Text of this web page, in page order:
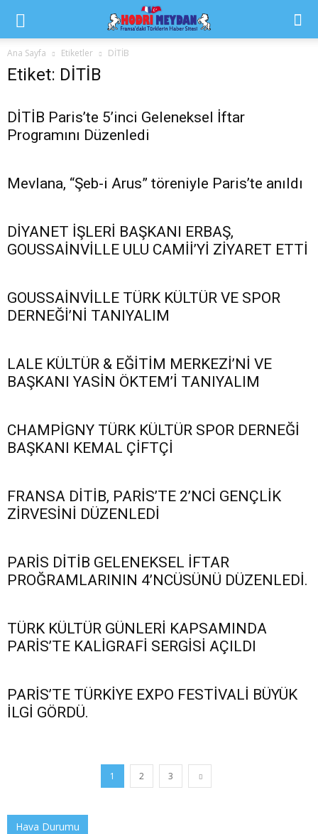
Ana Sayfa Etiketler DİTİB
Etiket: DİTİB
DİTİB Paris’te 5’inci Geleneksel İftar
Programını Düzenledi
Mevlana, “Şeb-i Arus” töreniyle Paris’te anıldı
DİYANET İŞLERİ BAŞKANI ERBAŞ,
GOUSSAİNVİLLE ULU CAMİİ’Yİ ZİYARET ETTİ
GOUSSAİNVİLLE TÜRK KÜLTÜR VE SPOR
DERNEĞİ’Nİ TANIYALIM
LALE KÜLTÜR & EĞİTİM MERKEZİ’Nİ VE
BAŞKANI YASİN ÖKTEM’İ TANIYALIM
CHAMPİGNY TÜRK KÜLTÜR SPOR DERNEĞİ
BAŞKANI KEMAL ÇİFTÇİ
FRANSA DİTİB, PARİS’TE 2’NCİ GENÇLİK
ZİRVESİNİ DÜZENLEDİ
PARİS DİTİB GELENEKSEL İFTAR
PROĞRAMLARININ 4’NCÜSÜNÜ DÜZENLEDİ.
TÜRK KÜLTÜR GÜNLERİ KAPSAMINDA
PARİS’TE KALİGRAFİ SERGİSİ AÇILDI
PARİS’TE TÜRKİYE EXPO FESTİVALİ BÜYÜK
İLGİ GÖRDÜ.
1 2 3
Hava Durumu